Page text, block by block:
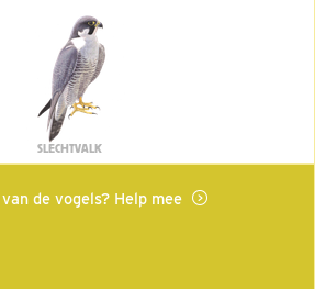
SLECHTVALK
de vogels? Help mee